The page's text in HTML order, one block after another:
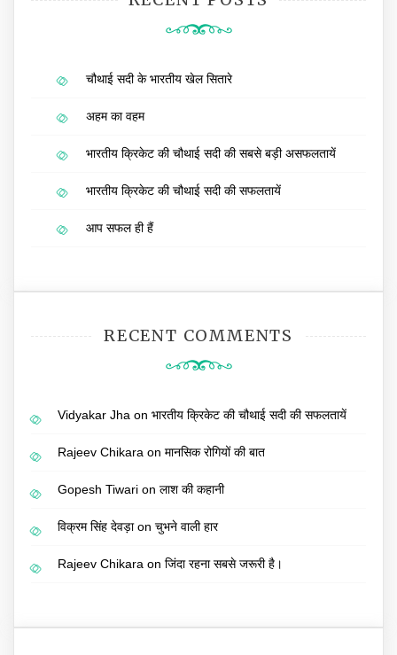
चौथाई सदी के भारतीय खेल सितारे
अहम का वहम
भारतीय क्रिकेट की चौथाई सदी की सबसे बड़ी असफलतायें
भारतीय क्रिकेट की चौथाई सदी की सफलतायें
आप सफल ही हैं
RECENT COMMENTS
Vidyakar Jha on भारतीय क्रिकेट की चौथाई सदी की सफलतायें
Rajeev Chikara on मानसिक रोगियों की बात
Gopesh Tiwari on लाश की कहानी
विक्रम सिंह देवड़ाon चुभने वाली हार
Rajeev Chikara on जिंदा रहना सबसे जरूरी है।